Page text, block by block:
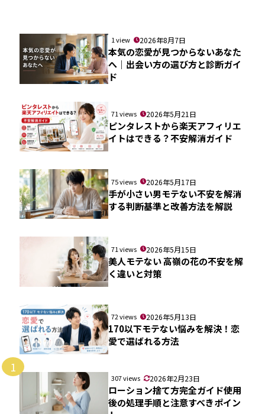
1 view 2026年8月7日
本気の恋愛が見つからないあなた
へ｜出会い方の選び方と診断ガイ
ド
71 views 2026年5月21日
ピンタレストから楽天アフィリエ
イトはできる？不安解消ガイド
75 views 2026年5月17日
手が小さい男モテない不安を解消
する判断基準と改善方法を解説
71 views 2026年5月15日
美人モテない 高嶺の花の不安を解
く違いと対策
72 views 2026年5月13日
170以下モテない悩みを解決！恋
愛で選ばれる方法
1
307 views 2026年2月23日
ローション捨て方完全ガイド使用
後の処理手順と注意すべきポイン